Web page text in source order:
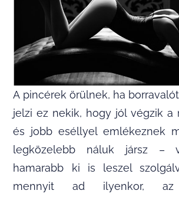
A pincérek örülnek, ha
jelzi ez nekik, hogy jól végzik a
és jobb eséllyel emlékeznek
legközelebb náluk jársz –
hamarabb ki is leszel
mennyit ad ilyenkor, az